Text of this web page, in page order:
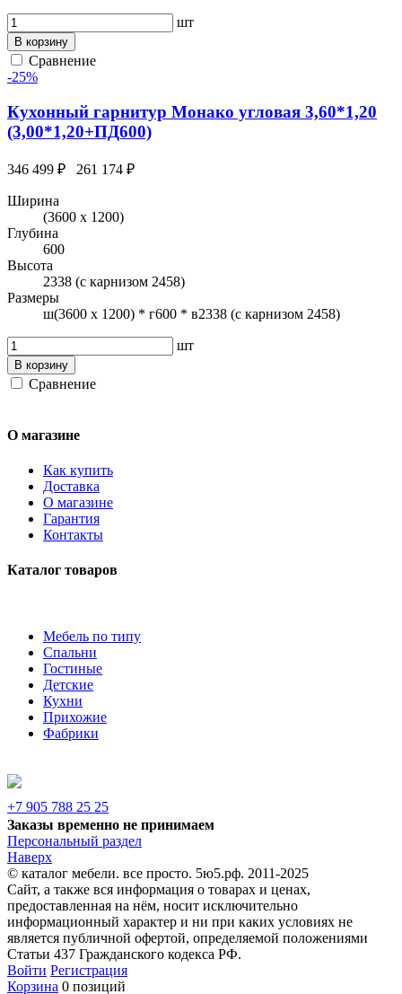
шт
В корзину
Сравнение
-25%
Кухонный гарнитур Монако угловая 3,60*1,20
(3,00*1,20+ПД600)
346 499 ₽ 261 174 ₽
Ширина
(3600 х 1200)
Глубина
600
Высота
2338 (с карнизом 2458)
Размеры
ш(3600 х 1200) * г600 * в2338 (с карнизом 2458)
шт
В корзину
Сравнение
О магазине
Как купить
Доставка
О магазине
Гарантия
Контакты
Каталог товаров
Мебель по типу
Спальни
Гостиные
Детские
Кухни
Прихожие
Фабрики
+7 905 788 25 25
Заказы временно не принимаем
Персональный раздел
Наверх
© каталог мебели. все просто. 5ю5.рф. 2011-2025
Сайт, а также вся информация о товарах и ценах,
предоставленная на нём, носит исключительно
информационный характер и ни при каких условиях не
является публичной офертой, определяемой положениями
Статьи 437 Гражданского кодекса РФ.
Войти Регистрация
Корзина 0 позиций